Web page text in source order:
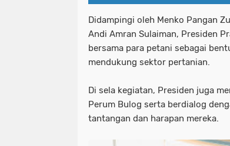
Didampingi oleh Menko Pangan
Andi Amran Sulaiman, Presiden
bersama para petani sebagai
mendukung sektor pertanian.
Di sela kegiatan, Presiden juga
Perum Bulog serta berdialog
tantangan dan harapan mereka.